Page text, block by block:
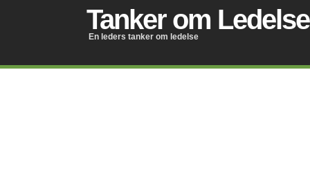
Tanker om Ledelse
En leders tanker om ledelse